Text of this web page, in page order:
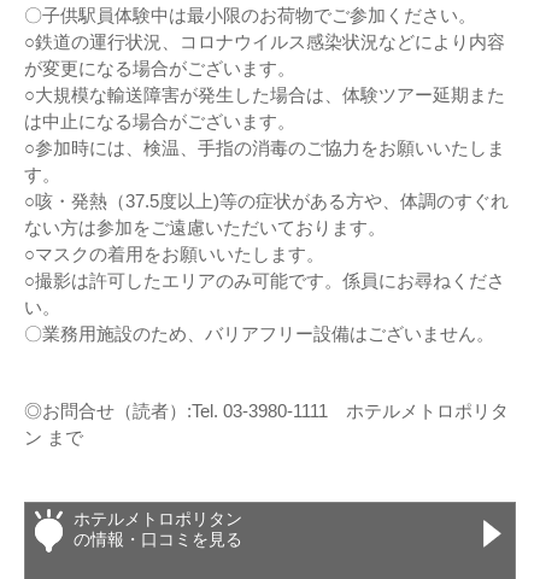
〇子供駅員体験中は最小限のお荷物でご参加ください。
○鉄道の運行状況、コロナウイルス感染状況などにより内容
が変更になる場合がございます。
○大規模な輸送障害が発生した場合は、体験ツアー延期また
は中止になる場合がございます。
○参加時には、検温、手指の消毒のご協力をお願いいたしま
す。
○咳・発熱（37.5度以上)等の症状がある方や、体調のすぐれ
ない方は参加をご遠慮いただいております。
○マスクの着用をお願いいたします。
○撮影は許可したエリアのみ可能です。係員にお尋ねくださ
い。
〇業務用施設のため、バリアフリー設備はございません。
◎お問合せ（読者）:Tel. 03-3980-1111 ホテルメトロポリタ
ン まで
ホテルメトロポリタン
の情報・口コミを見る